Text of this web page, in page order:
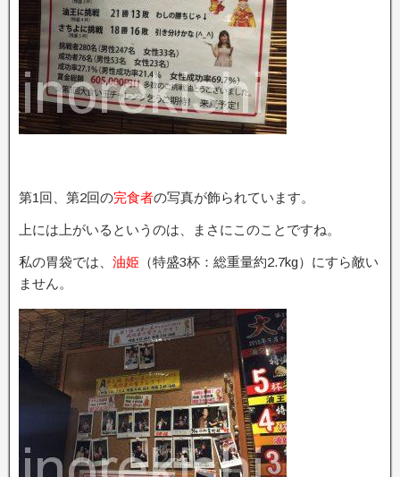
第1回、第2回の完食者の写真が飾られています。
上には上がいるというのは、まさにこのことですね。
私の胃袋では、 油姫 （特盛3杯：総重量約2.7kg）にすら敵い
ません。